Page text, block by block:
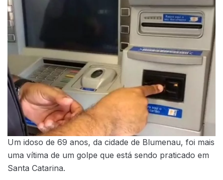
Um idoso de 69 anos, da cidade de Blumenau, foi mais
uma vítima de um golpe que está sendo praticado em
Santa Catarina.